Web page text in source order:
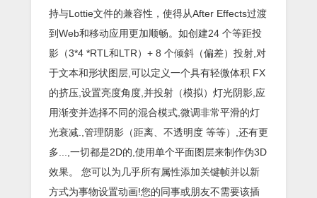
持与Lottie文件的兼容性，使得从After Effects过渡
到Web和移动应用更加顺畅。如创建24 个等距投
影（3*4 *RTL和LTR）+ 8 个倾斜（偏差）投射,对
于文本和形状图层,可以定义一个具有轻微体积 FX
的挤压,设置亮度角度,并投射（模拟）灯光阴影,应
用渐变并选择不同的混合模式,微调非常平滑的灯
光衰减.,管理阴影（距离、不透明度 等等）,还有更
多...,一切都是2D的,使用单个平面图层来制作伪3D
效果。 您可以为几乎所有属性添加关键帧并以新
方式为事物设置动画!您的同事或朋友不需要该插